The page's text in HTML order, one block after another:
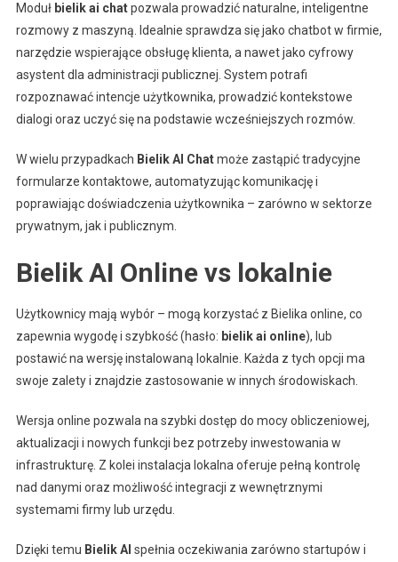
Moduł bielik ai chatpozwala prowadzić naturalne, inteligentne
rozmowy z maszyną. Idealnie sprawdza się jako chatbot w firmie,
narzędzie wspierające obsługę klienta, a nawet jako cyfrowy
asystent dla administracji publicznej. System potrafi
rozpoznawać intencje użytkownika, prowadzić kontekstowe
dialogi oraz uczyć się na podstawie wcześniejszych rozmów.
W wielu przypadkach Bielik AI Chatmoże zastąpić tradycyjne
formularze kontaktowe, automatyzując komunikację i
poprawiając doświadczenia użytkownika – zarówno w sektorze
prywatnym, jak i publicznym.
Bielik AI Online vs lokalnie
Użytkownicy mają wybór – mogą korzystać z Bielika online, co
zapewnia wygodę i szybkość (hasło: bielik ai online), lub
postawić na wersję instalowaną lokalnie. Każda z tych opcji ma
swoje zalety i znajdzie zastosowanie w innych środowiskach.
Wersja online pozwala na szybki dostęp do mocy obliczeniowej,
aktualizacji i nowych funkcji bez potrzeby inwestowania w
infrastrukturę. Z kolei instalacja lokalna oferuje pełną kontrolę
nad danymi oraz możliwość integracji z wewnętrznymi
systemami firmy lub urzędu.
Dzięki temu Bielik AI spełnia oczekiwania zarówno startupów i